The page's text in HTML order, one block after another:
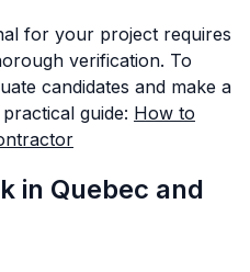
for your project requires
verification. To
candidates and make a
guide: How to
in Quebec and